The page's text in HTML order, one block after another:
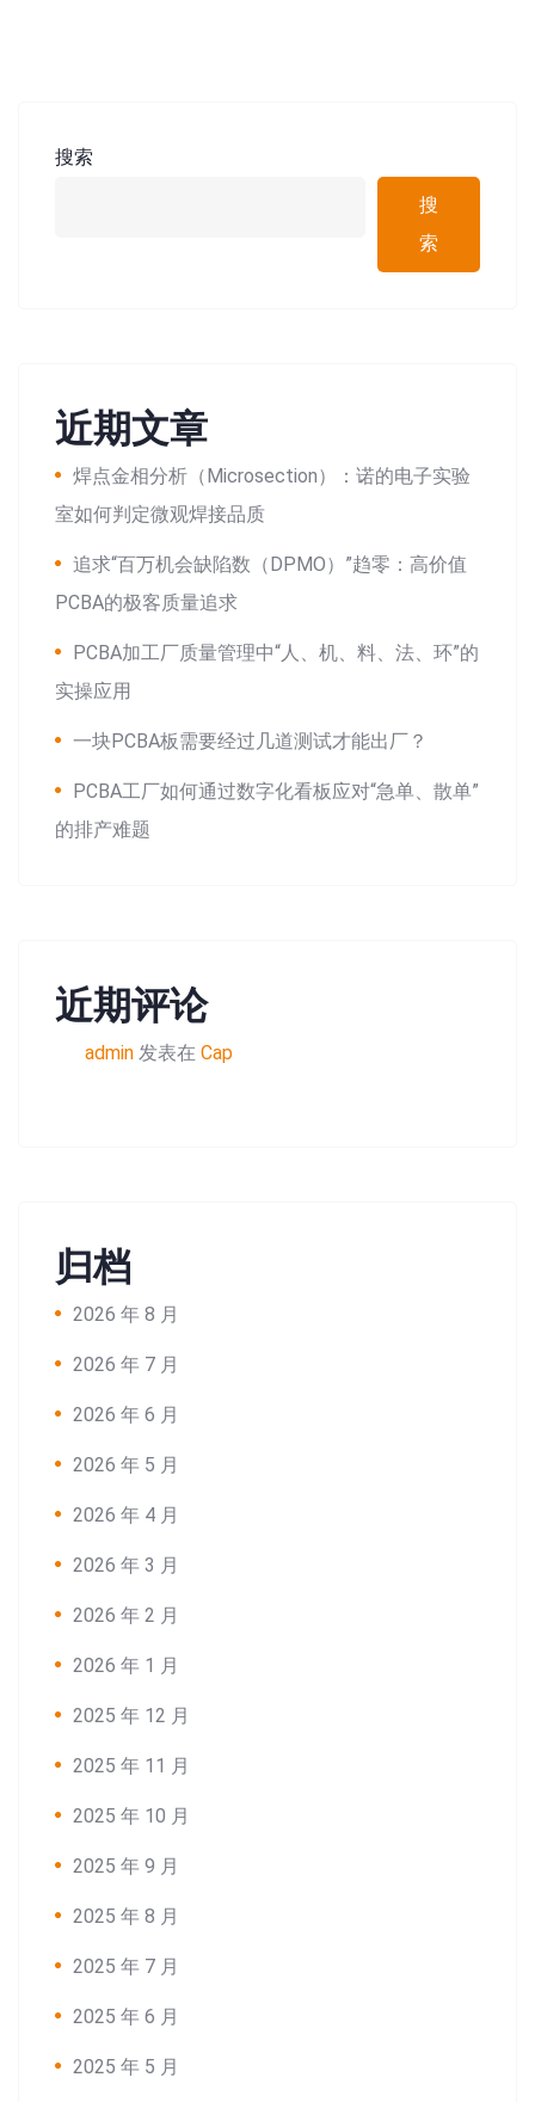
搜索
搜
索
近期文章
焊点金相分析（Microsection）：诺的电子实验
室如何判定微观焊接品质
追求“百万机会缺陷数（DPMO）”趋零：高价值
PCBA的极客质量追求
PCBA加工厂质量管理中“人、机、料、法、环”的
实操应用
一块PCBA板需要经过几道测试才能出厂？
PCBA工厂如何通过数字化看板应对“急单、散单”
的排产难题
近期评论
admin 发表在 Cap
归档
2026 年 8 月
2026 年 7 月
2026 年 6 月
2026 年 5 月
2026 年 4 月
2026 年 3 月
2026 年 2 月
2026 年 1 月
2025 年 12 月
2025 年 11 月
2025 年 10 月
2025 年 9 月
2025 年 8 月
2025 年 7 月
2025 年 6 月
2025 年 5 月